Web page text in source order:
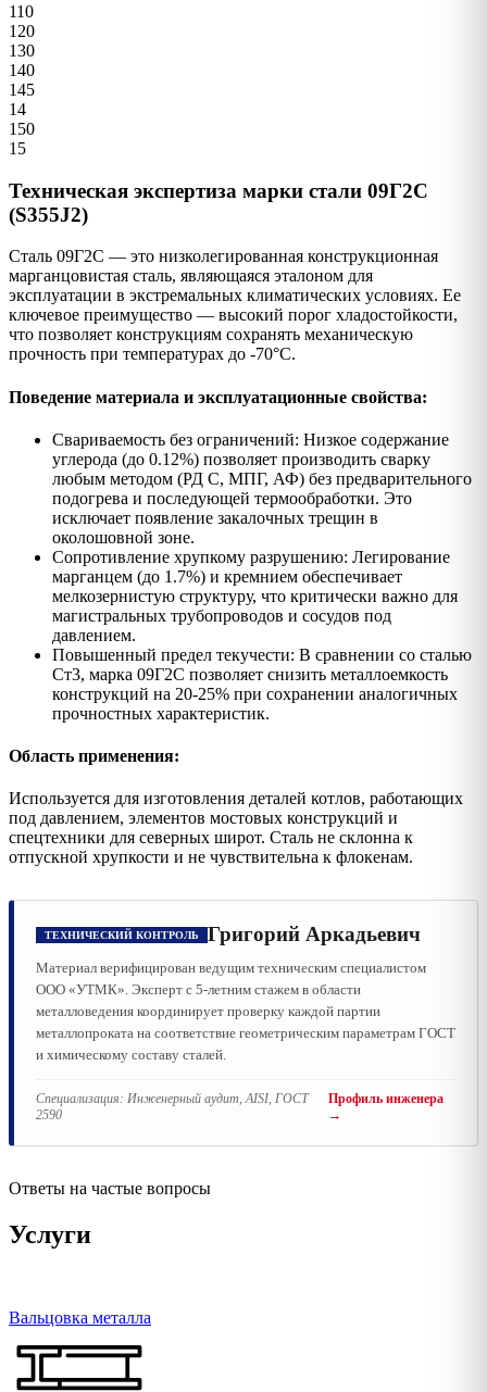
110
120
130
140
145
14
150
15
Техническая экспертиза марки стали 09Г2С
(S355J2)
Сталь 09Г2С — это низколегированная конструкционная
марганцовистая сталь, являющаяся эталоном для
эксплуатации в экстремальных климатических условиях. Ее
ключевое преимущество — высокий порог хладостойкости,
что позволяет конструкциям сохранять механическую
прочность при температурах до -70°C.
Поведение материала и эксплуатационные свойства:
Свариваемость без ограничений: Низкое содержание
углерода (до 0.12%) позволяет производить сварку
любым методом (РД С, МПГ, АФ) без предварительного
подогрева и последующей термообработки. Это
исключает появление закалочных трещин в
околошовной зоне.
Сопротивление хрупкому разрушению: Легирование
марганцем (до 1.7%) и кремнием обеспечивает
мелкозернистую структуру, что критически важно для
магистральных трубопроводов и сосудов под
давлением.
Повышенный предел текучести: В сравнении со сталью
Ст3, марка 09Г2С позволяет снизить металлоемкость
конструкций на 20-25% при сохранении аналогичных
прочностных характеристик.
Область применения:
Используется для изготовления деталей котлов, работающих
под давлением, элементов мостовых конструкций и
спецтехники для северных широт. Сталь не склонна к
отпускной хрупкости и не чувствительна к флокенам.
ТЕХНИЧЕСКИЙ КОНТРОЛЬ Григорий Аркадьевич
Материал верифицирован ведущим техническим специалистом
ООО «УТМК». Эксперт с 5-летним стажем в области
металловедения координирует проверку каждой партии
металлопроката на соответствие геометрическим параметрам ГОСТ
и химическому составу сталей.
Специализация: Инженерный аудит, AISI, ГОСТ
2590
Профиль инженера
→
Ответы на частые вопросы
Услуги
Вальцовка металла